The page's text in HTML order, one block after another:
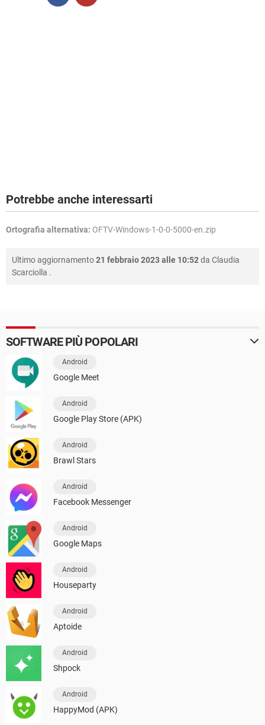
Potrebbe anche interessarti
Ortografia alternativa: OFTV-Windows-1-0-0-5000-en.zip
Ultimo aggiornamento21 febbraio 2023 alle 10:52da Claudia
Scarciolla .
SOFTWARE PIÙ POPOLARI
Android
Google Meet
Android
Google Play Store (APK)
Android
Brawl Stars
Android
Facebook Messenger
Android
Google Maps
Android
Houseparty
Android
Aptoide
Android
Shpock
Android
HappyMod (APK)